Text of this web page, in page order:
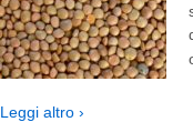
Leggi altro ›